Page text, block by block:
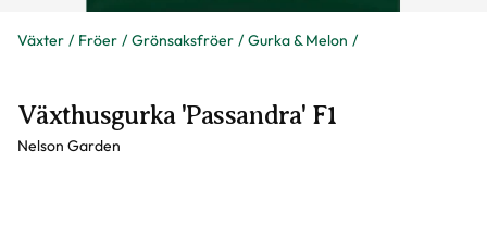
Växter Fröer Grönsaksfröer Gurka & Melon
Växthusgurka 'Passandra' F1
Nelson Garden